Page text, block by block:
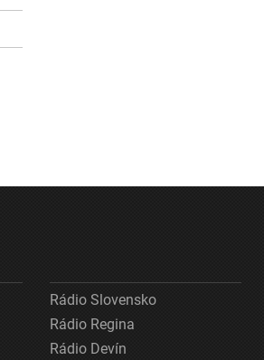
Rádio Slovensko
Rádio Regina
Rádio Devín